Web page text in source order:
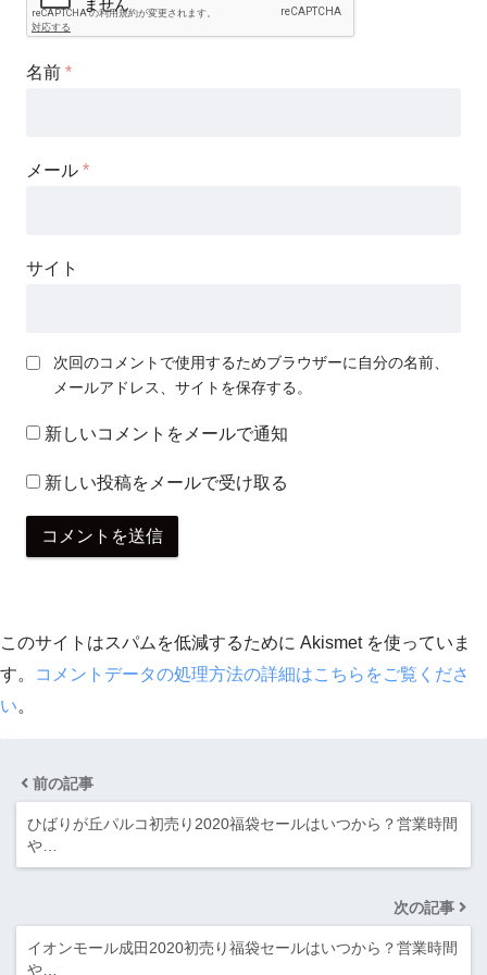
名前 *
メール *
サイト
次回のコメントで使用するためブラウザーに自分の名前、
メールアドレス、サイトを保存する。
新しいコメントをメールで通知
新しい投稿をメールで受け取る
このサイトはスパムを低減するために Akismet を使っていま
す。
コメントデータの処理方法の詳細はこちらをご覧くださ
い。
前の記事
ひばりが丘パルコ初売り2020福袋セールはいつから？営業時間
や…
次の記事
イオンモール成田2020初売り福袋セールはいつから？営業時間
や…